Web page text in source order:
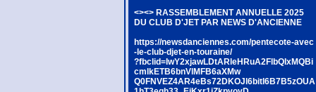
<><> RASSEMBLEMENT ANNUELLE 2025
DU CLUB D'JET PAR NEWS D'ANCIENNE
https://newsdanciennes.com/pentecote-avec
-le-club-djet-en-touraine/
?fbclid=IwY2xjawLDtARleHRuA2FlbQIxMQBi
cmlkETB6bnVlMFB6aXMw
Q0FNVEZ4AR4eBs72DKOJl6bitI6B7B5zOUA